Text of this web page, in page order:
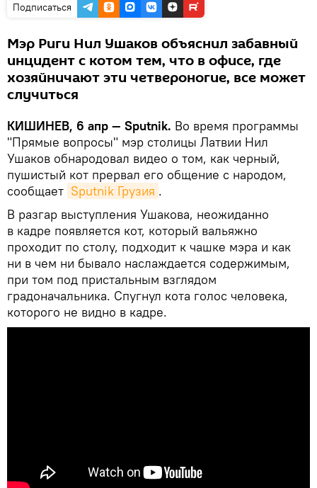
Подписаться
Мэр Риги Нил Ушаков объяснил забавный
инцидент с котом тем, что в офисе, где
хозяйничают эти четвероногие, все может
случиться
КИШИНЕВ, 6 апр — Sputnik. Во время программы
"Прямые вопросы" мэр столицы Латвии Нил
Ушаков обнародовал видео о том, как черный,
пушистый кот прервал его общение с народом,
сообщает Sputnik Грузия .
В разгар выступления Ушакова, неожиданно
в кадре появляется кот, который вальяжно
проходит по столу, подходит к чашке мэра и как
ни в чем ни бывало наслаждается содержимым,
при том под пристальным взглядом
градоначальника. Спугнул кота голос человека,
которого не видно в кадре.